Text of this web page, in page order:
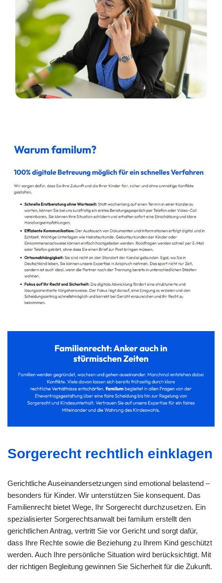
Sorgerecht rechtlich einklagen
Gerichtliche Auseinandersetzungen sind emotional belastend –
besonders für Kinder. Wir unterstützen Sie konsequent. Das
Familienrecht bietet Wege, Ihr Sorgerecht durchzusetzen. Ein
spezialisierter Sorgerechtsanwalt bei familum erstellt den
gerichtlichen Antrag, vertritt Sie vor Gericht und sorgt dafür,
dass Ihre Rechte sowie die Beziehung zu Ihrem Kind geschützt
werden. Auch Ihre persönliche Situation wird berücksichtigt. Mit
der richtigen Begleitung gewinnen Sie Sicherheit für die Zukunft.